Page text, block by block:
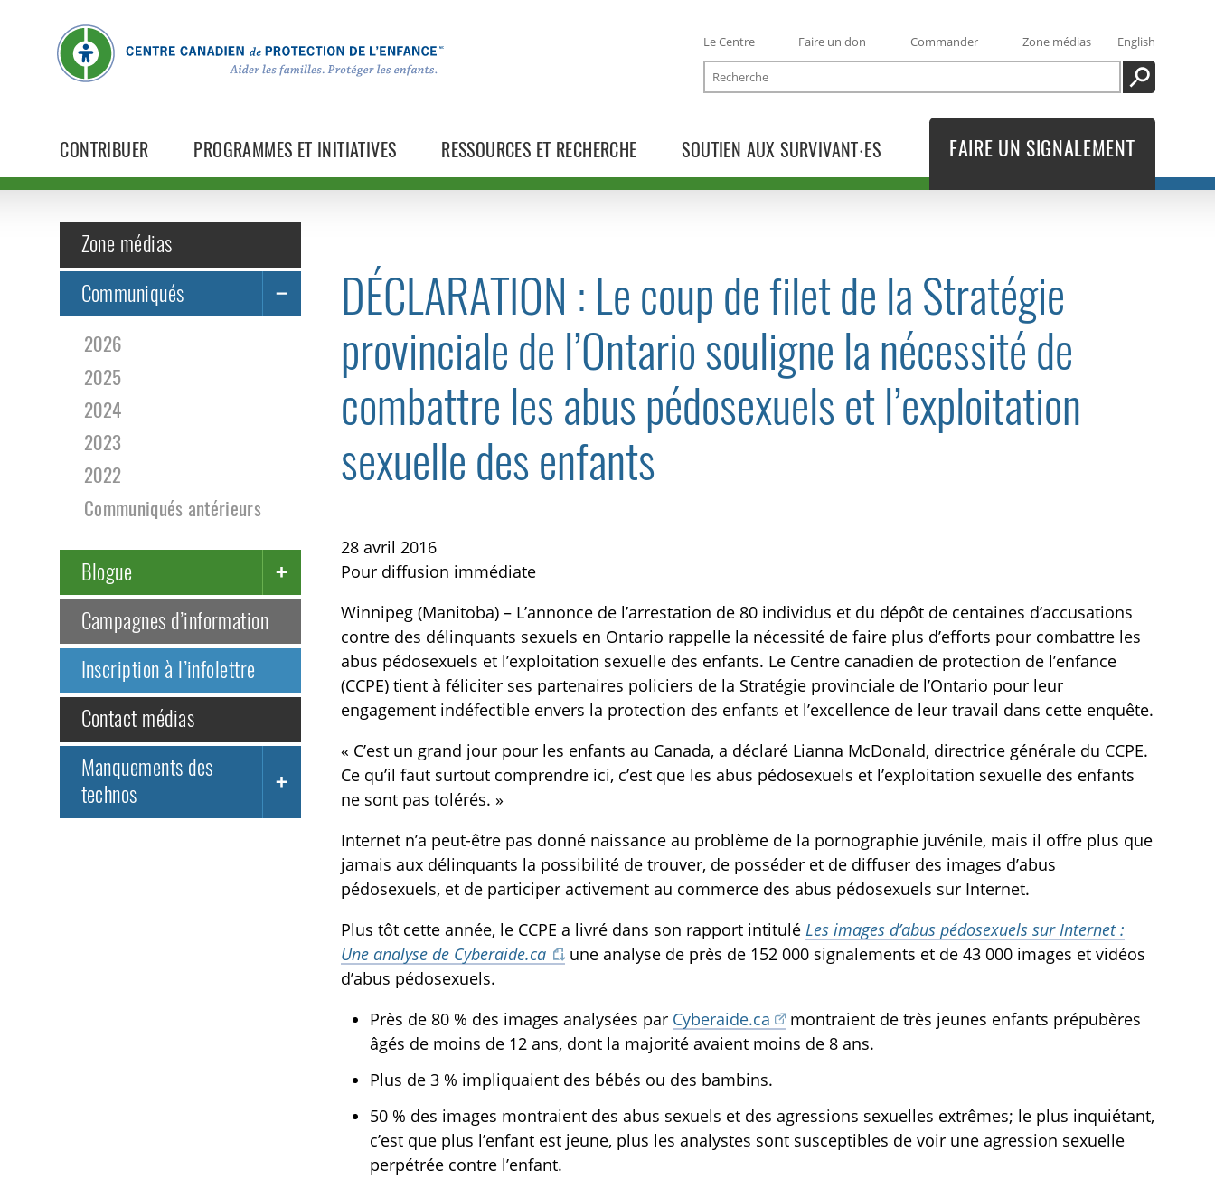
CONTRIBUER PROGRAMMES ET INITIATIVES RESSOURCES ET RECHERCHE SOUTIEN AUX SURVIVANT·ES
Le Centre Faire un don Commander Zone médias
English
Recherche
RECHERCHE
FAIRE UN SIGNALEMENT
Zone médias
Communiqués
TOGGLE COMMUNIQUÉS SUBLIST
2026
2025
2024
2023
2022
Communiqués antérieurs
Blogue
TOGGLE BLOGUE SUBLIST
Campagnes d’information
Inscription à l’infolettre
Contact médias
Manquements des
technos
DÉCLARATION : Le coup de filet de la Stratégie
provinciale de l’Ontario souligne la nécessité de
combattre les abus pédosexuels et l’exploitation
sexuelle des enfants
28 avril 2016
Pour diffusion immédiate
Winnipeg (Manitoba) – L’annonce de l’arrestation de 80 individus et du dépôt de centaines d’accusations
contre des délinquants sexuels en Ontario rappelle la nécessité de faire plus d’efforts pour combattre les
abus pédosexuels et l’exploitation sexuelle des enfants. Le Centre canadien de protection de l’enfance
(CCPE) tient à féliciter ses partenaires policiers de la Stratégie provinciale de l’Ontario pour leur
engagement indéfectible envers la protection des enfants et l’excellence de leur travail dans cette enquête.
« C’est un grand jour pour les enfants au Canada, a déclaré Lianna McDonald, directrice générale du CCPE.
Ce qu’il faut surtout comprendre ici, c’est que les abus pédosexuels et l’exploitation sexuelle des enfants
ne sont pas tolérés. »
Internet n’a peut-être pas donné naissance au problème de la pornographie juvénile, mais il offre plus que
jamais aux délinquants la possibilité de trouver, de posséder et de diffuser des images d’abus
pédosexuels, et de participer activement au commerce des abus pédosexuels sur Internet.
Plus tôt cette année, le CCPE a livré dans son rapport intituléLes images d’abus pédosexuels sur Internet :
Une analyse de Cyberaide.ca
une analyse de près de 152 000 signalements et de 43 000 images et vidéos
d’abus pédosexuels.
Près de 80 % des images analysées par Cyberaide.ca
montraient de très jeunes enfants prépubères
âgés de moins de 12 ans, dont la majorité avaient moins de 8 ans.
Plus de 3 % impliquaient des bébés ou des bambins.
50 % des images montraient des abus sexuels et des agressions sexuelles extrêmes; le plus inquiétant,
c’est que plus l’enfant est jeune, plus les analystes sont susceptibles de voir une agression sexuelle
perpétrée contre l’enfant.